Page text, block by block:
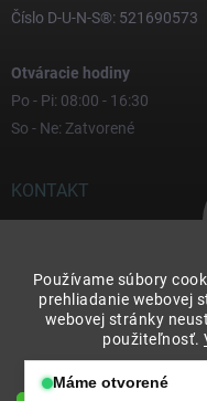
Používame súbory
prehliadanie webovej
webovej stránky
použiteľnosť.
Číslo D-U-N-S®: 521690573
Otváracie hodiny
Po - Pi: 08:00 - 16:30
So - Ne: Zatvorené
KONTAKT
0917 000 000
Máme otvorené